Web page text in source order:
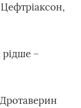
рідше –